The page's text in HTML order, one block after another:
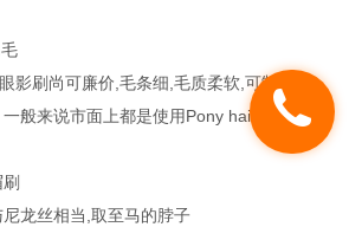
影刷尚可廉价,毛条细,毛质柔软,可制作各
般来说市面上都是使用Pony hair.
龙丝相当,取至马的脖子